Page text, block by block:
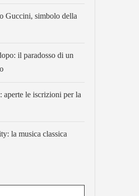
Guccini, simbolo della
il paradosso di un
aperte le iscrizioni per la
la musica classica